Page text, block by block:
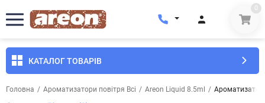
0
КАТАЛОГ ТОВАРІВ
Головна / Ароматизатори повітря Всі / Areon Liquid 8.5ml / Ароматизатор